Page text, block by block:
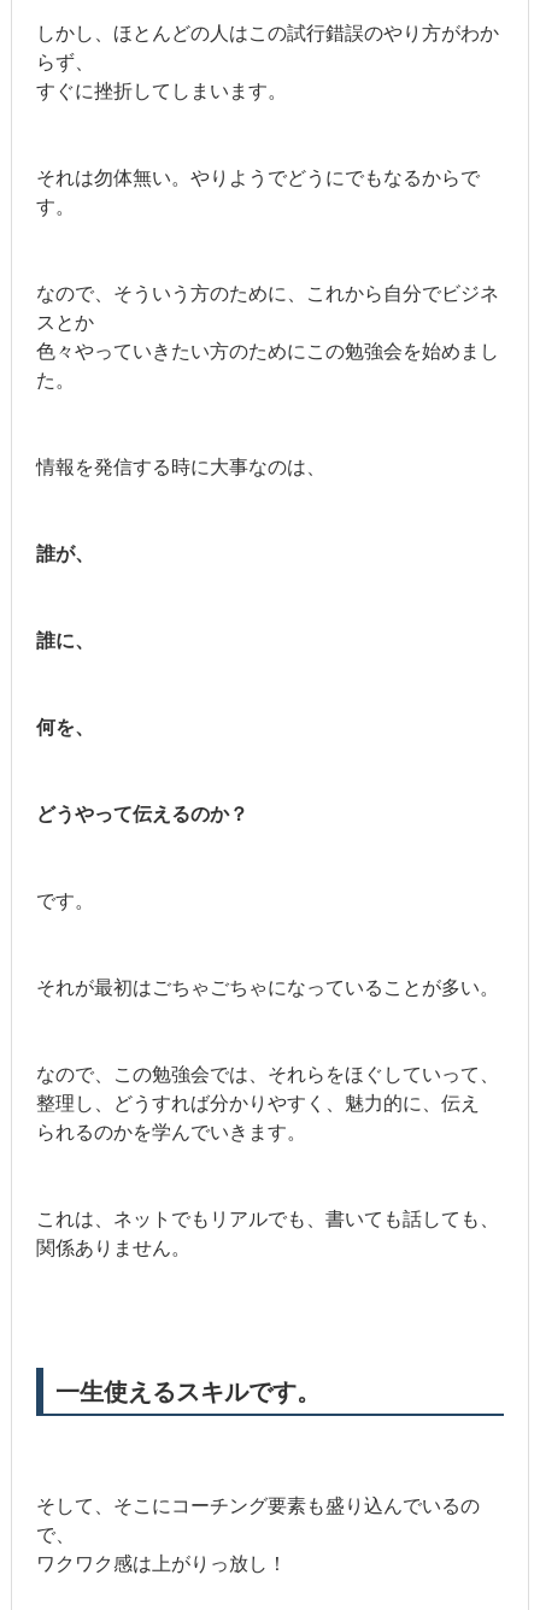
しかし、ほとんどの人はこの試行錯誤のやり方がわか
らず、
すぐに挫折してしまいます。
それは勿体無い。やりようでどうにでもなるからで
す。
なので、そういう方のために、これから自分でビジネ
スとか
色々やっていきたい方のためにこの勉強会を始めまし
た。
情報を発信する時に大事なのは、
誰が、
誰に、
何を、
どうやって伝えるのか？
です。
それが最初はごちゃごちゃになっていることが多い。
なので、この勉強会では、それらをほぐしていって、
整理し、どうすれば分かりやすく、魅力的に、伝え
られるのかを学んでいきます。
これは、ネットでもリアルでも、書いても話しても、
関係ありません。
一生使えるスキルです。
そして、そこにコーチング要素も盛り込んでいるの
で、
ワクワク感は上がりっ放し！